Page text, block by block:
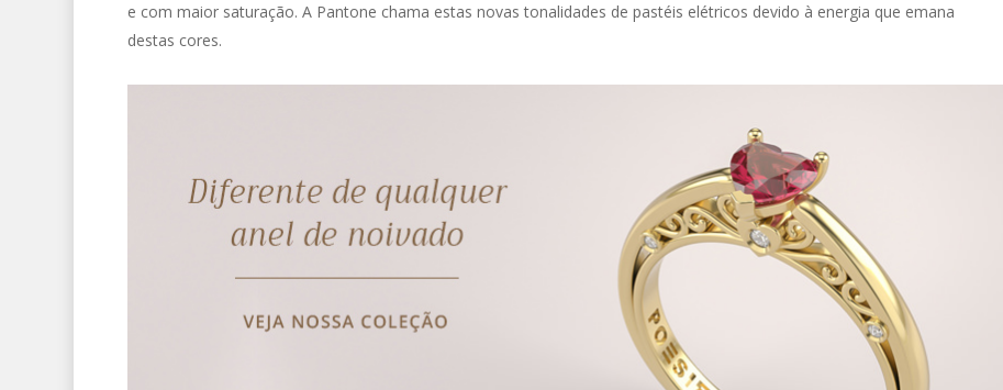
e com maior saturação. A Pantone chama estas novas tonalidades de pastéis elétricos devido à energia que emana
destas cores.